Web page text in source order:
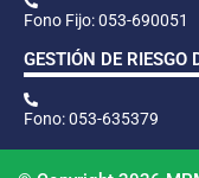
Fono Fijo: 053-690051
GESTIÓN DE RIESGO
Fono: 053-635379